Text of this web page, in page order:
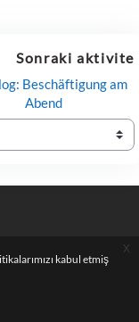
Sonraki aktivite
Beschäftigung am
Abend
kabul etmiş
x